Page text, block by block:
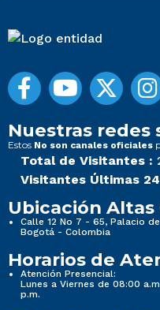
Nuestras redes
Estos No son canales oficiales
Total de Visitantes :
Visitantes Últimas
Ubicación Altas
Calle 12 No 7 - 65, Palacio
Bogotá - Colombia
Horarios de
Atención Presencial:
Lunes a Viernes de 08:00
p.m.